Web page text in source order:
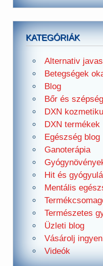
KATEGÓRIÁK
Alternativ
Betegségek
Blog
Bőr és
DXN
DXN termékek
Egészség blog
Ganoterápia
Hit és
Mentális
Természetes
Üzleti blog
Vásárolj
Videók